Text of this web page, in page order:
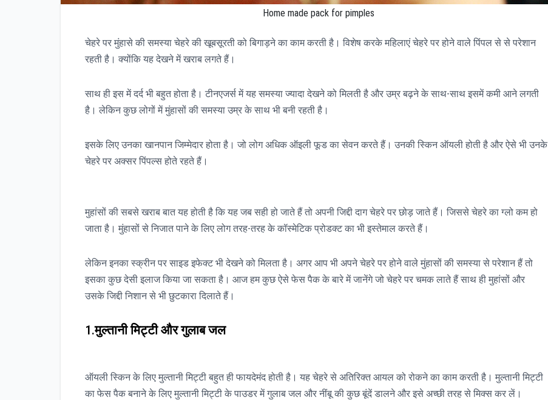
Home made pack for pimples
चेहरे पर मुंहासे की समस्या चेहरे की खूबसूरती को बिगाड़ने का काम करती है। विशेष करके महिलाएं चेहरे पर होने वाले पिंपल से से परेशान
रहती है। क्योंकि यह देखने में खराब लगते हैं।
साथ ही इस में दर्द भी बहुत होता है। टीनएजर्स में यह समस्या ज्यादा देखने को मिलती है और उम्र बढ़ने के साथ-साथ इसमें कमी आने लगती
है। लेकिन कुछ लोगों में मुंहासों की समस्या उम्र के साथ भी बनी रहती है।
इसके लिए उनका खानपान जिम्मेदार होता है। जो लोग अधिक ऑइली फूड का सेवन करते हैं। उनकी स्किन ऑयली होती है और ऐसे भी उनके
चेहरे पर अक्सर पिंपल्स होते रहते हैं।
मुहांसों की सबसे खराब बात यह होती है कि यह जब सही हो जाते हैं तो अपनी जिद्दी दाग चेहरे पर छोड़ जाते हैं। जिससे चेहरे का ग्लो कम हो
जाता है। मुंहासों से निजात पाने के लिए लोग तरह-तरह के कॉस्मेटिक प्रोडक्ट का भी इस्तेमाल करते हैं।
लेकिन इनका स्क्रीन पर साइड इफेक्ट भी देखने को मिलता है। अगर आप भी अपने चेहरे पर होने वाले मुंहासों की समस्या से परेशान हैं तो
इसका कुछ देसी इलाज किया जा सकता है। आज हम कुछ ऐसे फेस पैक के बारे में जानेंगे जो चेहरे पर चमक लाते हैं साथ ही मुहांसों और
उसके जिद्दी निशान से भी छुटकारा दिलाते हैं।
1.मुल्तानी मिट्टी और गुलाब जल
ऑयली स्किन के लिए मुल्तानी मिट्टी बहुत ही फायदेमंद होती है। यह चेहरे से अतिरिक्त आयल को रोकने का काम करती है। मुल्तानी मिट्टी
का फेस पैक बनाने के लिए मुल्तानी मिट्टी के पाउडर में गुलाब जल और नींबू की कुछ बूंदें डालने और इसे अच्छी तरह से मिक्स कर लें।